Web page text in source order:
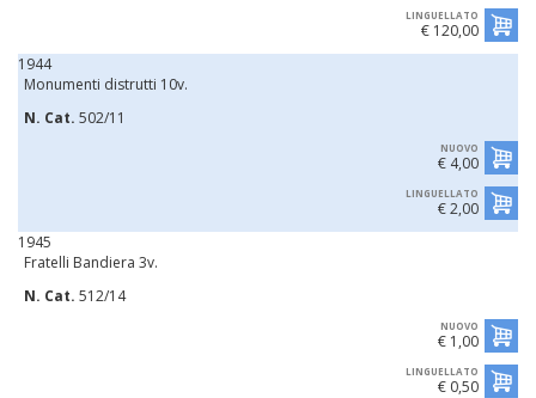
LINGUELLATO
€ 120,00
1944
Monumenti distrutti 10v.
N. Cat. 502/11
NUOVO
€ 4,00
LINGUELLATO
€ 2,00
1945
Fratelli Bandiera 3v.
N. Cat. 512/14
NUOVO
€ 1,00
LINGUELLATO
€ 0,50